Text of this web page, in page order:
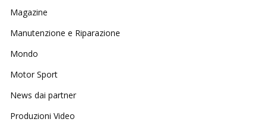
Magazine
Manutenzione e Riparazione
Mondo
Motor Sport
News dai partner
Produzioni Video